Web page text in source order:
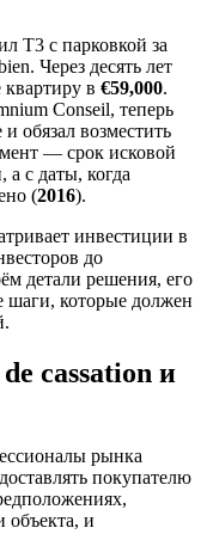
T3 с парковкой за
Через десять лет
квартиру в €59,000.
Conseil, теперь
обязал возместить
— срок исковой
а с даты, когда
(2016).
инвестиции в
до
детали решения, его
шаги, которые должен
cassation и
рынка
покупателю
объекта, и